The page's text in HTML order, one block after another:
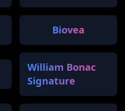
Biovea
William Bonac
Signature